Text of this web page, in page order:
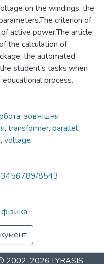
on the windings, the
criterion of
active power.The article
the calculation of
the automated
student’s tasks when
process.
, зовнішня
, transformer, parallel
, voltage
8543
2002-2026 LYRASIS